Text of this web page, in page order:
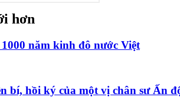
hơn
năm kinh đô nước Việt
bí, hồi ký của một vị chân sư Ấn